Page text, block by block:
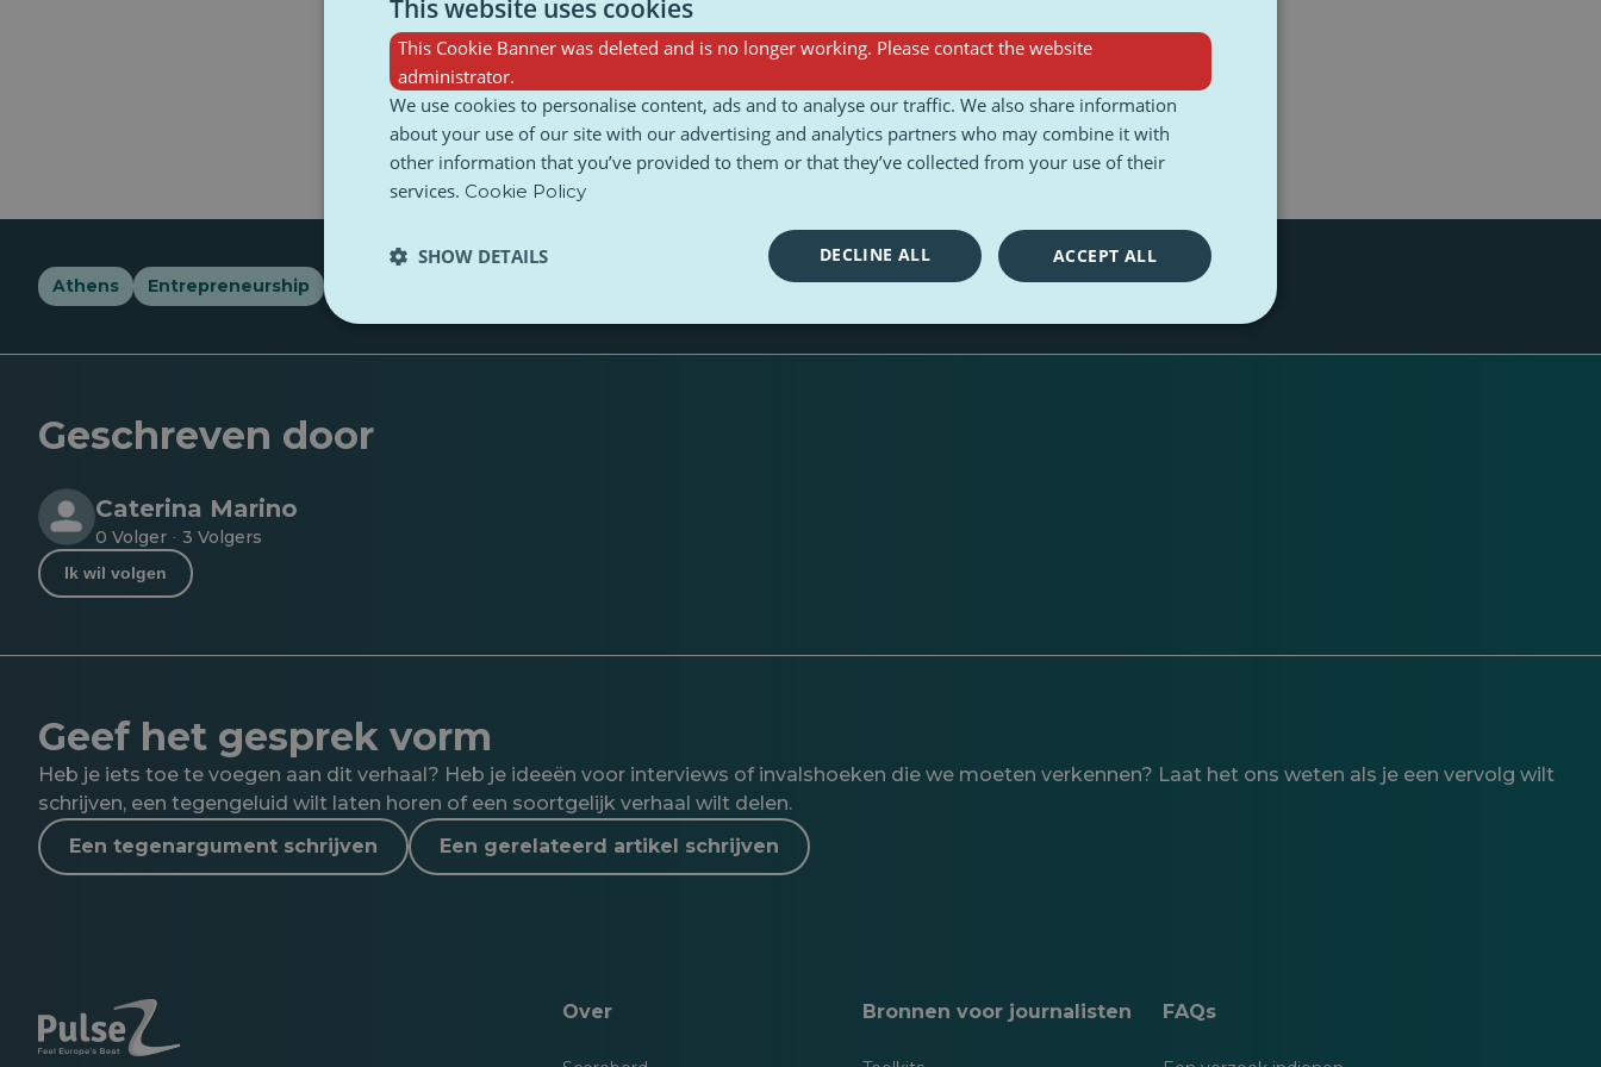
Athens Entrepreneurship innovations PetLife Youth
Geschreven door
Caterina Marino
0 Volger · 3 Volgers
Ik wil volgen
Geef het gesprek vorm
Heb je iets toe te voegen aan dit verhaal? Heb je ideeën voor interviews of invalshoeken die we moeten verkennen? Laat het ons weten als je een vervolg wilt
schrijven, een tegengeluid wilt laten horen of een soortgelijk verhaal wilt delen.
Een tegenargument schrijven
Een gerelateerd artikel schrijven
Over Bronnen voor journalisten FAQs
This website uses cookies
This Cookie Banner was deleted and is no longer working. Please contact the website
administrator.
We use cookies to personalise content, ads and to analyse our traffic. We also share information
about your use of our site with our advertising and analytics partners who may combine it with
other information that you’ve provided to them or that they’ve collected from your use of their
services. Cookie Policy
ACCEPT ALL
DECLINE ALL
SHOW DETAILS